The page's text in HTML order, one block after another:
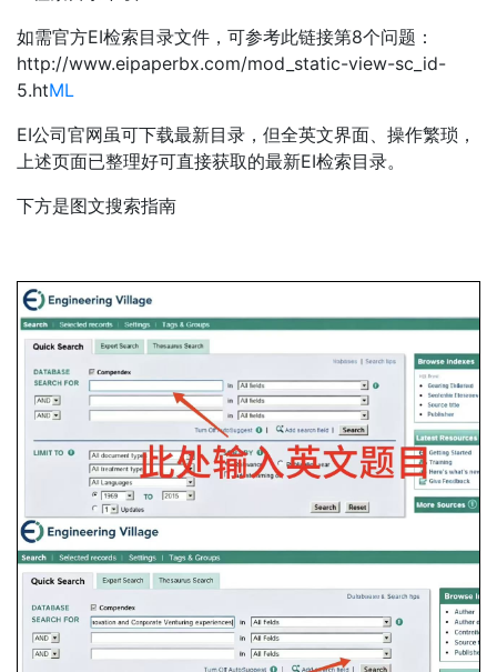
如需官方EI检索目录文件，可参考此链接第8个问题：
http://www.eipaperbx.com/mod_static-view-sc_id-
5.htML
EI公司官网虽可下载最新目录，但全英文界面、操作繁琐，
上述页面已整理好可直接获取的最新EI检索目录。
下方是图文搜索指南